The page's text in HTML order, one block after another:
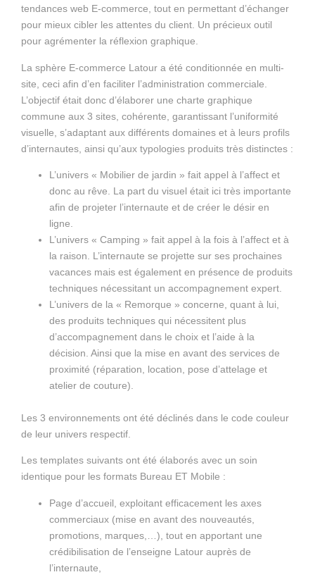
tendances web E-commerce, tout en permettant d’échanger
pour mieux cibler les attentes du client. Un précieux outil
pour agrémenter la réflexion graphique.
La sphère E-commerce Latour a été conditionnée en multi-
site, ceci afin d’en faciliter l’administration commerciale.
L’objectif était donc d’élaborer une charte graphique
commune aux 3 sites, cohérente, garantissant l’uniformité
visuelle, s’adaptant aux différents domaines et à leurs profils
d’internautes, ainsi qu’aux typologies produits très distinctes :
L’univers « Mobilier de jardin » fait appel à l’affect et
donc au rêve. La part du visuel était ici très importante
afin de projeter l’internaute et de créer le désir en
ligne.
L’univers « Camping » fait appel à la fois à l’affect et à
la raison. L’internaute se projette sur ses prochaines
vacances mais est également en présence de produits
techniques nécessitant un accompagnement expert.
L’univers de la « Remorque » concerne, quant à lui,
des produits techniques qui nécessitent plus
d’accompagnement dans le choix et l’aide à la
décision. Ainsi que la mise en avant des services de
proximité (réparation, location, pose d’attelage et
atelier de couture).
Les 3 environnements ont été déclinés dans le code couleur
de leur univers respectif.
Les templates suivants ont été élaborés avec un soin
identique pour les formats Bureau ET Mobile :
Page d’accueil, exploitant efficacement les axes
commerciaux (mise en avant des nouveautés,
promotions, marques,…), tout en apportant une
crédibilisation de l’enseigne Latour auprès de
l’internaute,